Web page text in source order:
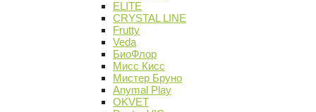
ELITE
CRYSTAL LINE
Frutty
Veda
БиоФлор
Мисс Кисс
Мистер Бруно
Anymal Play
OKVET